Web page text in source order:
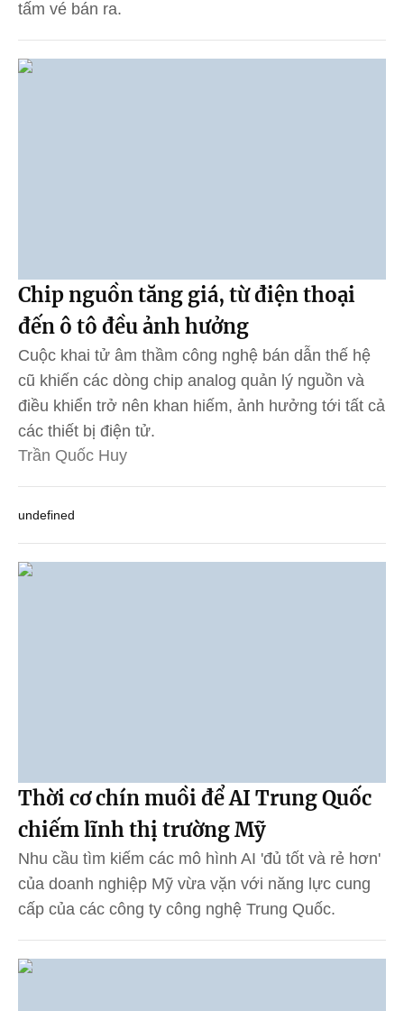
tấm vé bán ra.
Chip nguồn tăng giá, từ điện thoại
đến ô tô đều ảnh hưởng
Cuộc khai tử âm thầm công nghệ bán dẫn thế hệ
cũ khiến các dòng chip analog quản lý nguồn và
điều khiển trở nên khan hiếm, ảnh hưởng tới tất cả
các thiết bị điện tử.
Trần Quốc Huy
undefined
Thời cơ chín muồi để AI Trung Quốc
chiếm lĩnh thị trường Mỹ
Nhu cầu tìm kiếm các mô hình AI 'đủ tốt và rẻ hơn'
của doanh nghiệp Mỹ vừa vặn với năng lực cung
cấp của các công ty công nghệ Trung Quốc.